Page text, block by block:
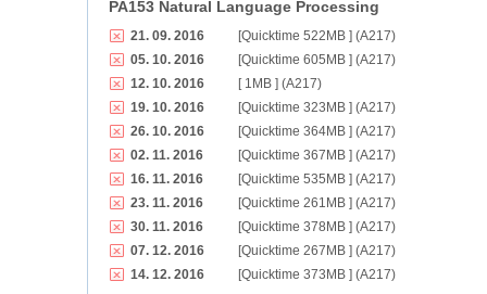
PA153 Natural Language Processing
21. 09. 2016
[Quicktime 522MB ] (A217)
05. 10. 2016
[Quicktime 605MB ] (A217)
12. 10. 2016
[ 1MB ] (A217)
19. 10. 2016
[Quicktime 323MB ] (A217)
26. 10. 2016
[Quicktime 364MB ] (A217)
02. 11. 2016
[Quicktime 367MB ] (A217)
16. 11. 2016
[Quicktime 535MB ] (A217)
23. 11. 2016
[Quicktime 261MB ] (A217)
30. 11. 2016
[Quicktime 378MB ] (A217)
07. 12. 2016
[Quicktime 267MB ] (A217)
14. 12. 2016
[Quicktime 373MB ] (A217)